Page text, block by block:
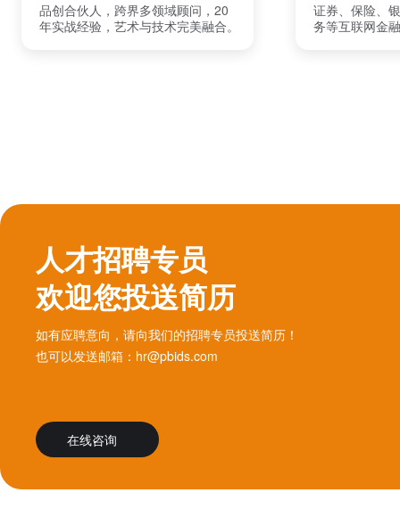
品创合伙人，跨界多领域顾问，20
年实战经验，艺术与技术完美融合。
证券、保险、
务等互联网金
人才招聘专员
欢迎您投送简历
如有应聘意向，请向我们的招聘专员投送简历！
也可以发送邮箱：hr@pbids.com
在线咨询